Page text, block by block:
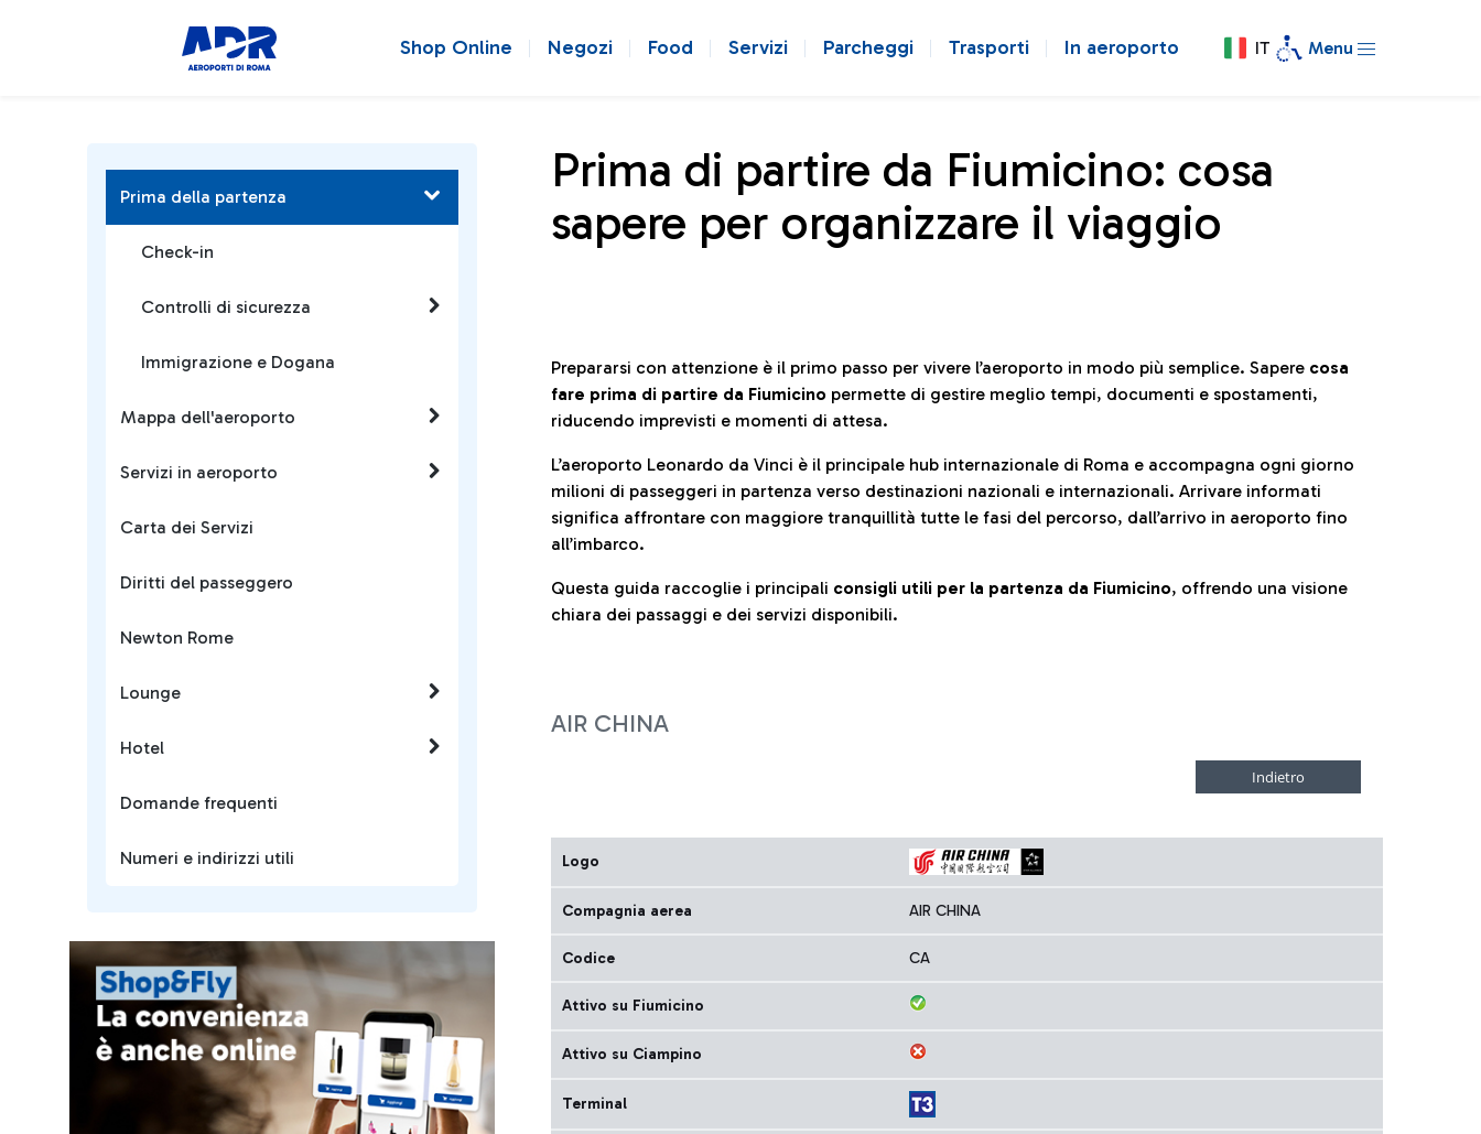
Shop Online Negozi Food Servizi Parcheggi Trasporti In aeroporto IT Menu
Prima di partire da Fiumicino: cosa
sapere per organizzare il viaggio
Prepararsi con attenzione è il primo passo per vivere l’aeroporto in modo più semplice. Sapere cosa
fare prima di partire da Fiumicino permette di gestire meglio tempi, documenti e spostamenti,
riducendo imprevisti e momenti di attesa.
L’aeroporto Leonardo da Vinci è il principale hub internazionale di Roma e accompagna ogni giorno
milioni di passeggeri in partenza verso destinazioni nazionali e internazionali. Arrivare informati
significa affrontare con maggiore tranquillità tutte le fasi del percorso, dall’arrivo in aeroporto fino
all’imbarco.
Questa guida raccoglie i principali consigli utili per la partenza da Fiumicino, offrendo una visione
chiara dei passaggi e dei servizi disponibili.
AIR CHINA
Logo
Compagnia aerea AIR CHINA
Codice CA
Attivo su Fiumicino
Attivo su Ciampino
Terminal
Prima della partenza
Check-in
Controlli di sicurezza
Immigrazione e Dogana
Mappa dell'aeroporto
Servizi in aeroporto
Carta dei Servizi
Diritti del passeggero
Newton Rome
Lounge
Hotel
Domande frequenti
Numeri e indirizzi utili